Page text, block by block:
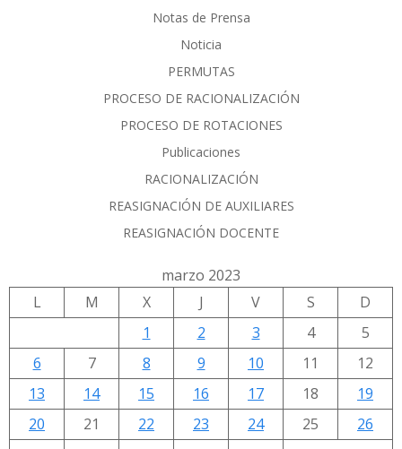
Notas de Prensa
Noticia
PERMUTAS
PROCESO DE RACIONALIZACIÓN
PROCESO DE ROTACIONES
Publicaciones
RACIONALIZACIÓN
REASIGNACIÓN DE AUXILIARES
REASIGNACIÓN DOCENTE
marzo 2023
L
M X J V S
D
1
2 3 4
5
6
7 8 9 10 11
12
13
14 15 16 17 18
19
20
21 22 23 24 25
26